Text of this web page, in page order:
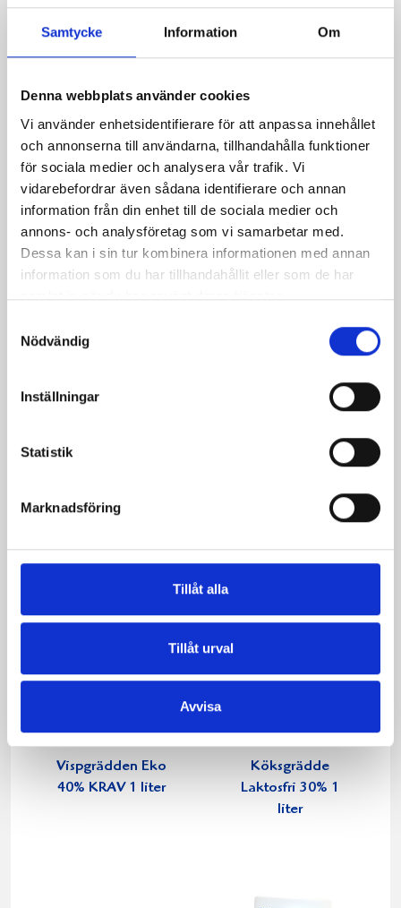
Samtycke Information Om
Denna webbplats använder cookies
Vi använder enhetsidentifierare för att anpassa innehållet
och annonserna till användarna, tillhandahålla funktioner
för sociala medier och analysera vår trafik. Vi
vidarebefordrar även sådana identifierare och annan
information från din enhet till de sociala medier och
annons- och analysföretag som vi samarbetar med.
Dessa kan i sin tur kombinera informationen med annan
information som du har tillhandahållit eller som de har
samlat in när du har använt deras tjänster.
Nödvändig
Inställningar
Statistik
Marknadsföring
Tillåt alla
Tillåt urval
Avvisa
Mellanmjölk
1,5% laktosfri 3dl
Jordgubbsfil 2,7%
1000g
Vispgrädden Eko
40% KRAV 1 liter
Köksgrädde
Laktosfri 30% 1
liter